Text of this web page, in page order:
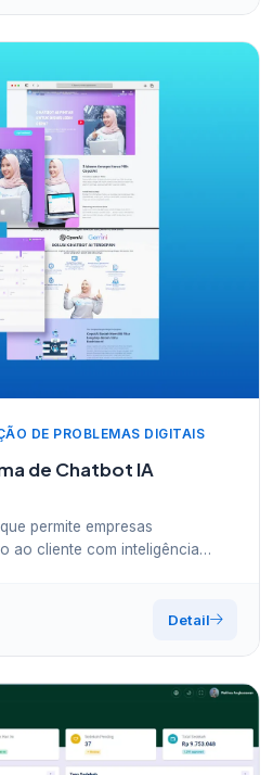
DE PROBLEMAS DIGITAIS
de Chatbot IA
permite empresas
ao cliente com inteligência
Detail